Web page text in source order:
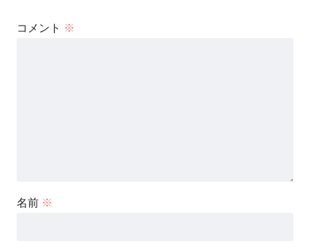
コメント ※
名前 ※